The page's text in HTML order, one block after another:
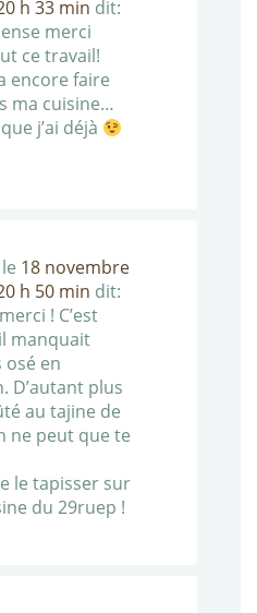
h 33 min dit:
merci
ce travail!
encore faire
ma cuisine…
j’ai déjà
le 18 novembre
h 50 min dit:
! C’est
manquait
osé en
D’autant plus
au tajine de
ne peut que te
le tapisser sur
du 29ruep !